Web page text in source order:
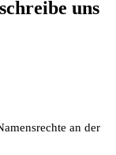
uns
an der